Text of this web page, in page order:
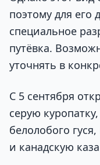
поэтому для
специальное
путёвка.
уточнять в
С 5 сентября
серую
белолобого
и канадскую